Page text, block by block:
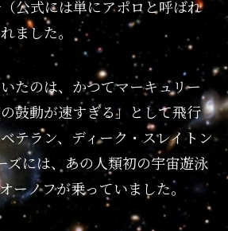
公式には単にアポロと呼ばれ
ました。
たのは、かつてマーキュリー
鼓動が速すぎる」として飛行
テラン、ディーク・スレイトン
ズには、あの人類初の宇宙遊泳
ーノフが乗っていました。